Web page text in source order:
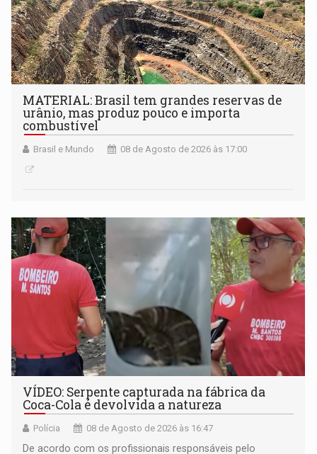
MATERIAL: Brasil tem grandes reservas de
urânio, mas produz pouco e importa
combustível
Brasil e Mundo 08 de Agosto de 2026 às 17:00
VÍDEO: Serpente capturada na fábrica da
Coca-Cola é devolvida a natureza
Polícia 08 de Agosto de 2026 às 16:47
De acordo com os profissionais responsáveis pelo